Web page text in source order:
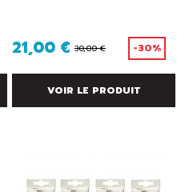
21,00 € 30,00 € -30%
VOIR LE PRODUIT